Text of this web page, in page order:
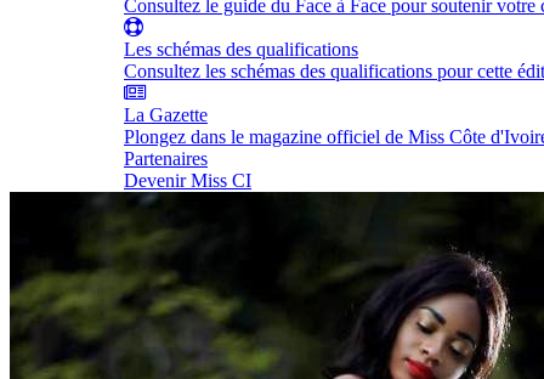
Consultez le guide du Face à Face pour soutenir votre
Les schémas des qualifications
Consultez les schémas des qualifications pour cette
La Gazette
Plongez dans le magazine officiel de Miss Côte
Partenaires
Devenir Miss CI